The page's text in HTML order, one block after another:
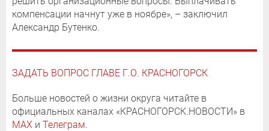
компенсации начнут уже в ноябре», – заключил
Александр Бутенко.
ЗАДАТЬ ВОПРОС ГЛАВЕ Г.О. КРАСНОГОРСК
Больше новостей о жизни округа читайте в
официальных каналах «КРАСНОГОРСК.НОВОСТИ» в
MAX и Телеграм.